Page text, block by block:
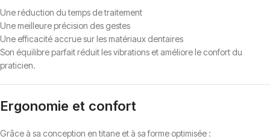
Une réduction du temps de traitement
Une meilleure précision des gestes
Une efficacité accrue sur les matériaux dentaires
Son équilibre parfait réduit les vibrations et améliore le confort du
praticien.
Ergonomie et confort
Grâce à sa conception en titane et à sa forme optimisée :